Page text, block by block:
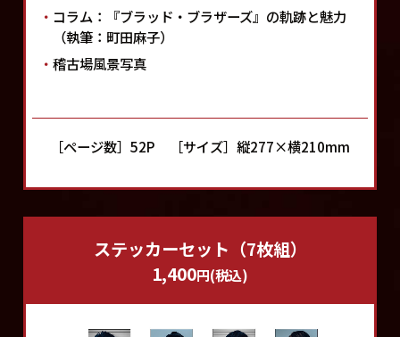
・ コラム：『ブラッド・ブラザーズ』の軌跡と魅力
（執筆：町田麻子）
・ 稽古場風景写真
［ページ数］52P ［サイズ］縦277×横210mm
ステッカーセット（7枚組）
1,400円(税込)